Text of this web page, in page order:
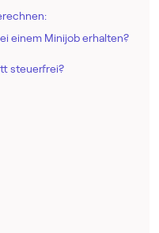
einem Minijob erhalten?
steuerfrei?